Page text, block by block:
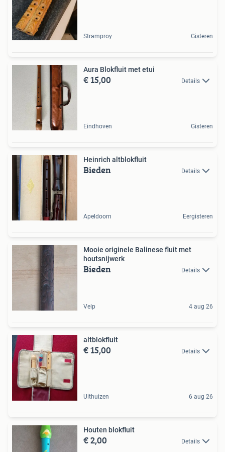
Stramproy Gisteren
Aura Blokfluit met etui
€ 15,00 Details
Eindhoven Gisteren
Heinrich altblokfluit
Bieden Details
Apeldoorn Eergisteren
Mooie originele Balinese fluit met
houtsnijwerk
Bieden Details
Velp 4 aug 26
altblokfluit
€ 15,00 Details
Uithuizen 6 aug 26
Houten blokfluit
€ 2,00 Details